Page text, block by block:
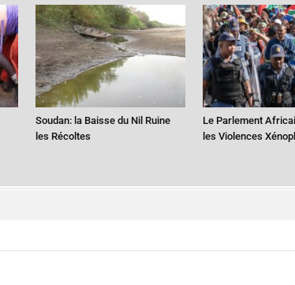
Soudan: la Baisse du Nil Ruine
les Récoltes
Le Parlement
les Violences